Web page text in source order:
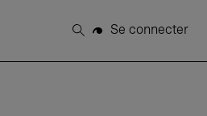
Rechercher
Se connecter